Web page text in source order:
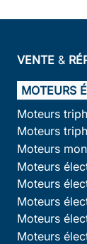
VENTE &
MOTEURS
Moteurs
Moteurs
Moteurs
Moteurs
Moteurs
Moteurs
Moteurs
Moteurs